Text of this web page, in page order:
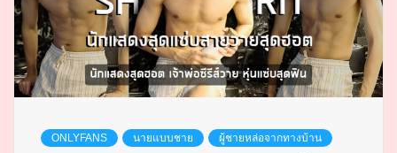
ONLYFANS นายแบบชาย ผู้ชายหล่อจากทางบ้าน